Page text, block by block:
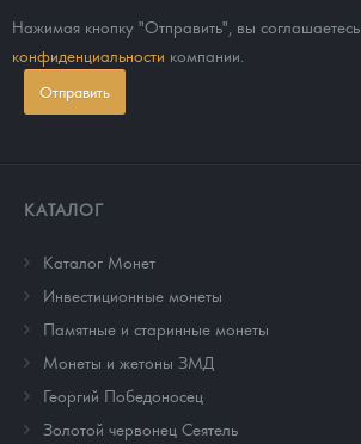
Нажимая кнопку "Отправить", вы соглашаетесь
конфиденциальности компании.
Отправить
КАТАЛОГ
Каталог Монет
Инвестиционные монеты
Памятные и старинные монеты
Монеты и жетоны ЗМД
Георгий Победоносец
Золотой червонец Сеятель